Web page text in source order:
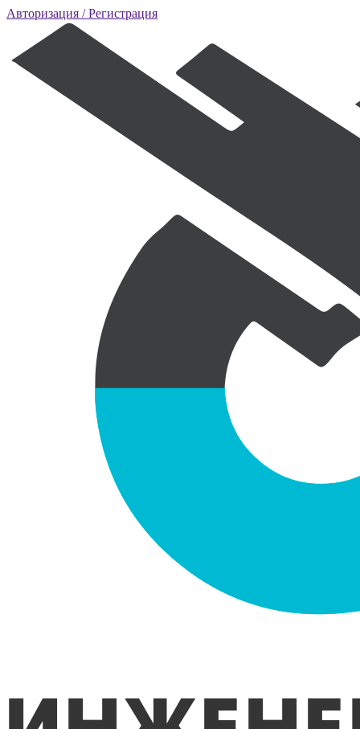
Авторизация / Регистрация